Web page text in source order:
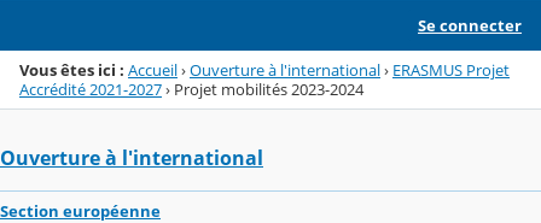
Se connecter
Vous êtes ici : Accueil›Ouverture à l'international› ERASMUS Projet
Accrédité 2021-2027› Projet mobilités 2023-2024
Ouverture à l'international
Section européenne